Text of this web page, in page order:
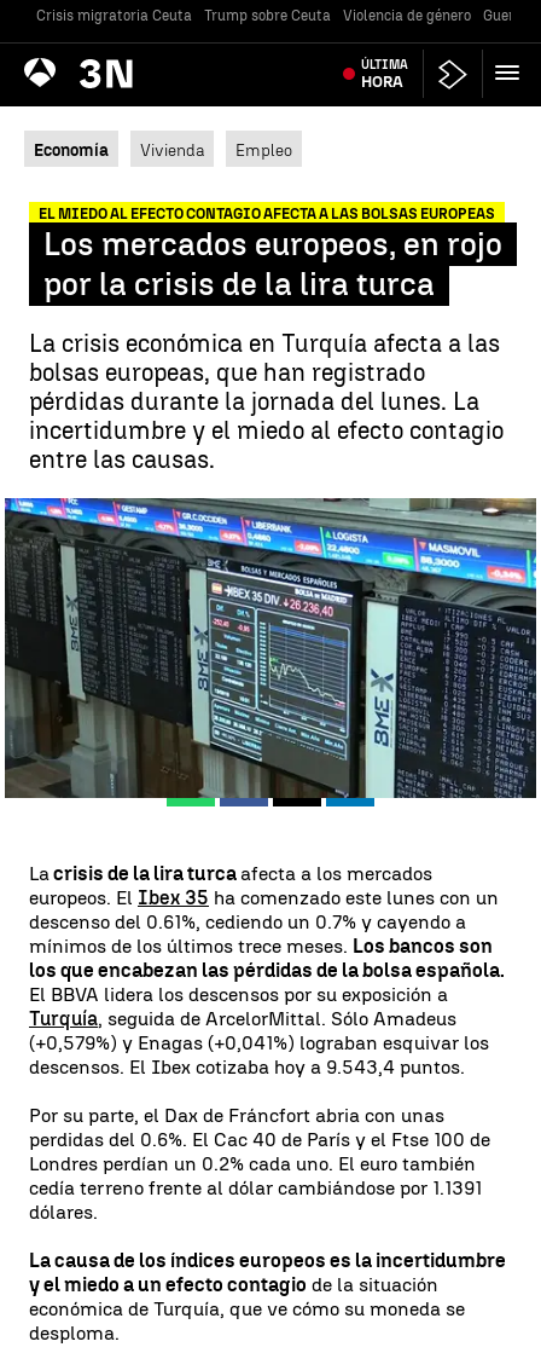
Crisis migratoria Ceuta Trump sobre Ceuta Violencia de género Guerra
Antena
3 Noticias ÚLTIMA
HORA
Economía Vivienda Empleo
EL MIEDO AL EFECTO CONTAGIO AFECTA A LAS BOLSAS EUROPEAS
Los mercados europeos, en rojo
por la crisis de la lira turca
La crisis económica en Turquía afecta a las
bolsas europeas, que han registrado
pérdidas durante la jornada del lunes. La
incertidumbre y el miedo al efecto contagio
entre las causas.
Los mercados europeos, en rojo por la crisis de la lira turca |
antena3.com
Antena 3 Noticias Madrid
Publicado: 13 de agosto de 2018, 23:20
WhatsappFacebook
X Linkedin
Lacrisis de la lira turca afecta a los mercados
europeos. El Ibex 35 ha comenzado este lunes con un
descenso del 0.61%, cediendo un 0.7% y cayendo a
mínimos de los últimos trece meses. Los bancos son
los que encabezan las pérdidas de la bolsa española.
El BBVA lidera los descensos por su exposición a
Turquía, seguida de ArcelorMittal. Sólo Amadeus
(+0,579%) y Enagas (+0,041%) lograban esquivar los
descensos. El Ibex cotizaba hoy a 9.543,4 puntos.
Por su parte, el Dax de Fráncfort abria con unas
perdidas del 0.6%. El Cac 40 de París y el Ftse 100 de
Londres perdían un 0.2% cada uno. El euro también
cedía terreno frente al dólar cambiándose por 1.1391
dólares.
La causa de los índices europeos es la incertidumbre
y el miedo a un efecto contagio de la situación
económica de Turquía, que ve cómo su moneda se
desploma.